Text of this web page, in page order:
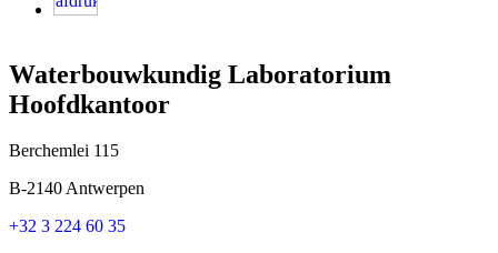
Waterbouwkundig Laboratorium
Hoofdkantoor
Berchemlei 115
B-2140 Antwerpen
+32 3 224 60 35